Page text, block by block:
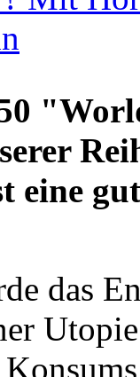
eine
das